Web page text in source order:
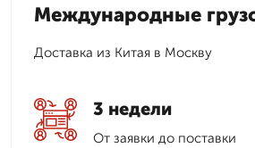
Международные
Доставка из Китая в Москву
3 недели
От заявки до поставки